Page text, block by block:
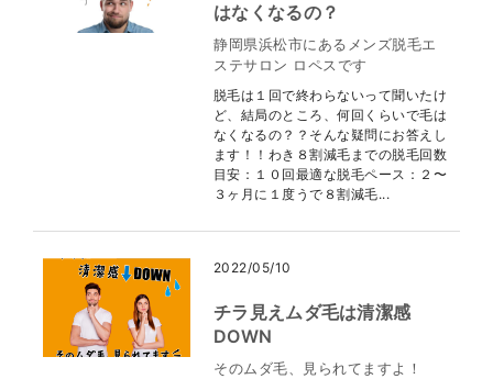
はなくなるの？
静岡県浜松市にあるメンズ脱毛エ
ステサロン ロペスです
脱毛は１回で終わらないって聞いたけ
ど、結局のところ、何回くらいで毛は
なくなるの？？そんな疑問にお答えし
ます！！わき８割減毛までの脱毛回数
目安：１０回最適な脱毛ペース：２〜
３ヶ月に１度うで８割減毛...
2022/05/10
チラ見えムダ毛は清潔感
DOWN
そのムダ毛、見られてますよ！